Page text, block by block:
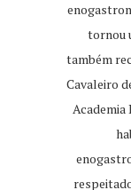
tornou
também
Cavaleiro
Academia